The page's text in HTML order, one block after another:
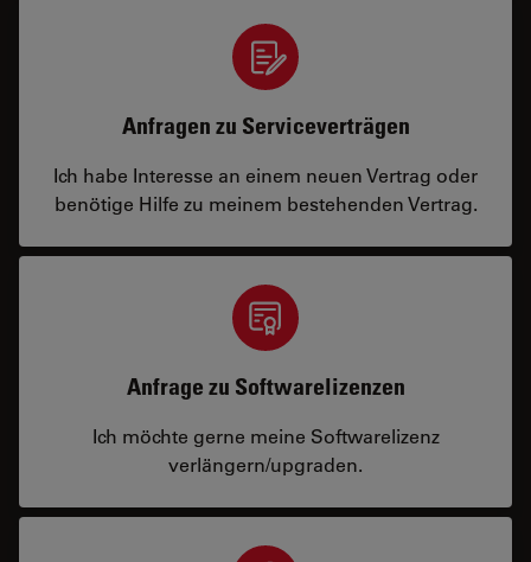
Anfragen zu Serviceverträgen
Ich habe Interesse an einem neuen Vertrag oder
benötige Hilfe zu meinem bestehenden Vertrag.
Anfrage zu Softwarelizenzen
Ich möchte gerne meine Softwarelizenz
verlängern/upgraden.